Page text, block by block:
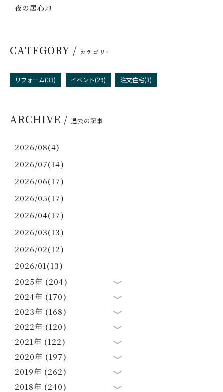
夜の居心地
CATEGORY / カテゴリー
リフォーム(33) イベント(29) 注文住宅(3)
ARCHIVE / 過去の記事
2026/08(4)
2026/07(14)
2026/06(17)
2026/05(17)
2026/04(17)
2026/03(13)
2026/02(12)
2026/01(13)
2025年 (204)
2024年 (170)
2023年 (168)
2022年 (120)
2021年 (122)
2020年 (197)
2019年 (262)
2018年 (240)